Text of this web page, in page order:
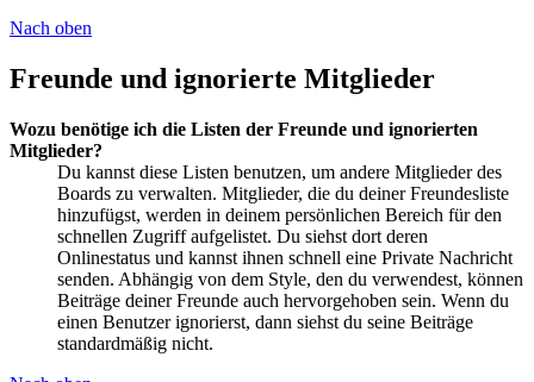
Nach oben
Freunde und ignorierte Mitglieder
Wozu benötige ich die Listen der Freunde und ignorierten
Mitglieder?
Du kannst diese Listen benutzen, um andere Mitglieder des
Boards zu verwalten. Mitglieder, die du deiner Freundesliste
hinzufügst, werden in deinem persönlichen Bereich für den
schnellen Zugriff aufgelistet. Du siehst dort deren
Onlinestatus und kannst ihnen schnell eine Private Nachricht
senden. Abhängig von dem Style, den du verwendest, können
Beiträge deiner Freunde auch hervorgehoben sein. Wenn du
einen Benutzer ignorierst, dann siehst du seine Beiträge
standardmäßig nicht.